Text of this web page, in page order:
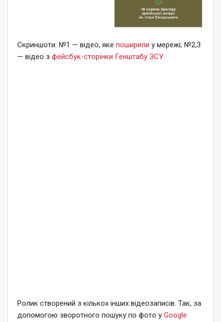
Скриншоти: №1 — відео, яке поширили у мережі; №2,3
— відео з фейсбук-сторінки Генштабу ЗСУ
Ролик створений з кількох інших відеозаписів. Так, за
допомогою зворотного пошуку по фото у Google